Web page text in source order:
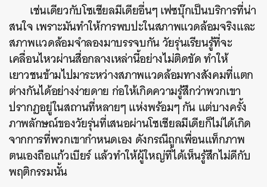
เช่นเดียวกับโซเชียลมีเดียอี่นๆ เฟซบุ๊กเป็นบริการที่น่า
สนใจ เพราะมันทำให้การพบปะในสภาพแวดล้อมจริงและ
สภาพแวดล้อมจำลองมาบรรจบกัน วัยรุ่นเรียนรู้ที่จะ
เคลื่อนไหวผ่านสื่อกลางเหล่านี้อย่างไม่ติดขัด ทำให้
เยาวชนข้ามไปมาระหว่างสภาพแวดล้อมทางสังคมที่แตก
ต่างกันได้อย่างง่ายดาย ก่อให้เกิดความรู้สึกว่าพวกเขา
ปรากฏอยู่ในสถานที่หลายๆ แห่งพร้อมๆ กัน แต่บางครั้ง
ภาพลักษณ์ของวัยรุ่นที่เสนอผ่านโซเชียลมีเดียก็ไม่ได้เกิด
จากการที่พวกเขากำหนดเอง ดังกรณีถูกเพื่อนแท็กภาพ
ตนเองถือแก้วเบียร์ แล้วทำให้ผู้ใหญ่ที่ได้เห็นรู้สึกไม่ดีกับ
พฤติกรรมนั้นSHARE